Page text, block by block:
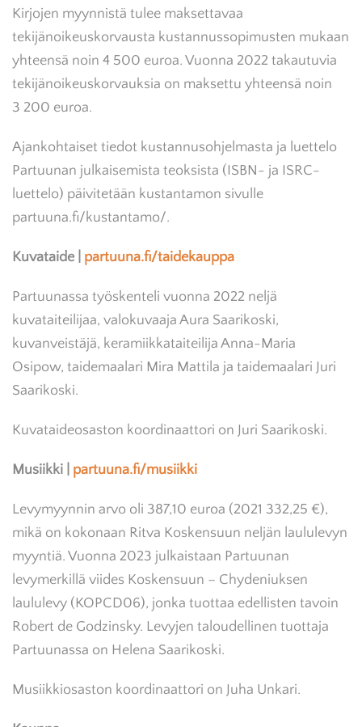
Kirjojen myynnistä tulee maksettavaa
tekijänoikeuskorvausta kustannussopimusten mukaan
yhteensä noin 4 500 euroa. Vuonna 2022 takautuvia
tekijänoikeuskorvauksia on maksettu yhteensä noin
3 200 euroa.
Ajankohtaiset tiedot kustannusohjelmasta ja luettelo
Partuunan julkaisemista teoksista (ISBN- ja ISRC-
luettelo) päivitetään kustantamon sivulle
partuuna.fi/kustantamo/.
Kuvataide | partuuna.fi/taidekauppa
Partuunassa työskenteli vuonna 2022 neljä
kuvataiteilijaa, valokuvaaja Aura Saarikoski,
kuvanveistäjä, keramiikkataiteilija Anna-Maria
Osipow, taidemaalari Mira Mattila ja taidemaalari Juri
Saarikoski.
Kuvataideosaston koordinaattori on Juri Saarikoski.
Musiikki | partuuna.fi/musiikki
Levymyynnin arvo oli 387,10 euroa (2021 332,25 €),
mikä on kokonaan Ritva Koskensuun neljän laululevyn
myyntiä. Vuonna 2023 julkaistaan Partuunan
levymerkillä viides Koskensuun – Chydeniuksen
laululevy (KOPCD06), jonka tuottaa edellisten tavoin
Robert de Godzinsky. Levyjen taloudellinen tuottaja
Partuunassa on Helena Saarikoski.
Musiikkiosaston koordinaattori on Juha Unkari.